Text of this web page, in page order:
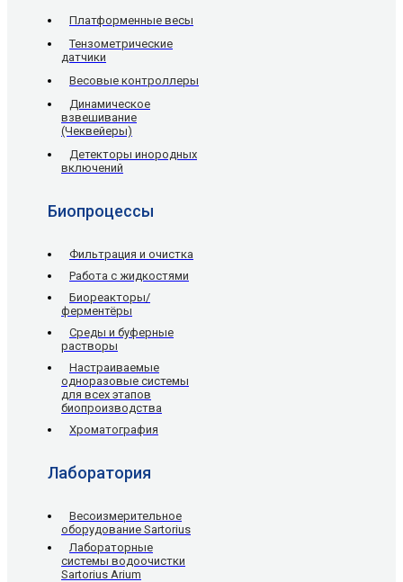
Платформенные весы
Тензометрические
датчики
Весовые контроллеры
Динамическое
взвешивание
(Чеквейеры)
Детекторы инородных
включений
Биопроцессы
Фильтрация и очистка
Работа с жидкостями
Биореакторы/
ферментёры
Среды и буферные
растворы
Настраиваемые
одноразовые системы
для всех этапов
биопроизводства
Хроматография
Лаборатория
Весоизмерительное
оборудование Sartorius
Лабораторные
системы водоочистки
Sartorius Arium